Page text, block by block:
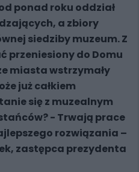
ponad roku oddział
a zbiory
siedziby muzeum. Z
przeniesiony do Domu
miasta wstrzymały
już całkiem
się z muzealnym
- Trwają prace
rozwiązania –
zastępca prezydenta